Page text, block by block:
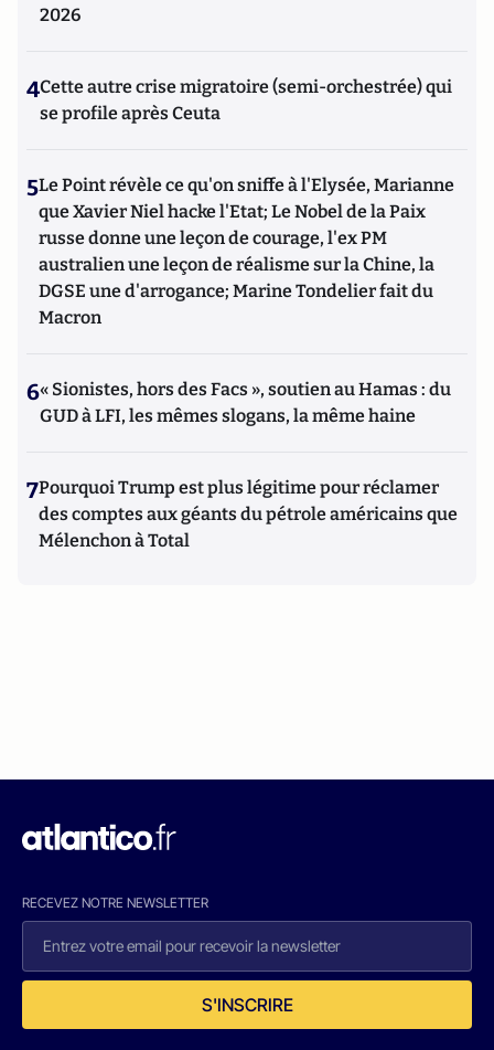
2026
4Cette autre crise migratoire (semi-orchestrée) qui
se profile après Ceuta
5Le Point révèle ce qu'on sniffe à l'Elysée, Marianne
que Xavier Niel hacke l'Etat; Le Nobel de la Paix
russe donne une leçon de courage, l'ex PM
australien une leçon de réalisme sur la Chine, la
DGSE une d'arrogance; Marine Tondelier fait du
Macron
6« Sionistes, hors des Facs », soutien au Hamas : du
GUD à LFI, les mêmes slogans, la même haine
7Pourquoi Trump est plus légitime pour réclamer
des comptes aux géants du pétrole américains que
Mélenchon à Total
RECEVEZ NOTRE NEWSLETTER
S'INSCRIRE